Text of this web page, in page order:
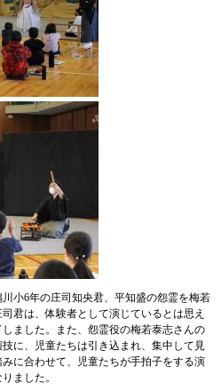
小6年の庄司知央君、平知盛の怨霊を梅若
君は、体験者として演じているとは思え
ました。また、怨霊役の梅若泰志さんの
に、児童たちは引き込まれ、集中して見
に合わせて、児童たちが手拍子をする演
ました。